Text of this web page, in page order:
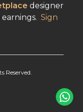
designer
Sign
Reserved.